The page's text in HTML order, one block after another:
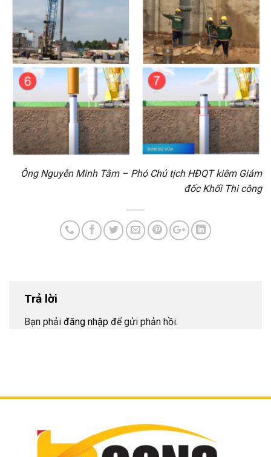
Ông Nguyễn Minh Tâm – Phó Chủ tịch HĐQT kiêm Giám
đốc Khối Thi công
Trả lời
Bạn phải đăng nhập để gửi phản hồi.